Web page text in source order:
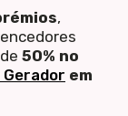
,
50% no
em